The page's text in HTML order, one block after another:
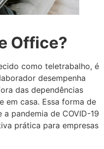
Office?
como teletrabalho, é
desempenha
das dependências
em casa. Essa forma de
pandemia de COVID-19
prática para empresas